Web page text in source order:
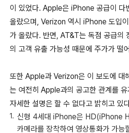
이 있었다. Apple은 iPhone 공급이 다
올랐으며, Verizon 역시 iPhone 도입
가 올랐다. 반면, AT&T는 독점 공급의
의 고객 유출 가능성 때문에 주가가 떨
또한 Apple과 Verizon은 이 보도에 대
는 여전히 Apple과의 공고한 관계를
자세한 설명은 할 수 없다고 밝히고 있
신형 4세대 iPhone은 HD(iPhone
카메라를 장착하여 영상통화가 가능